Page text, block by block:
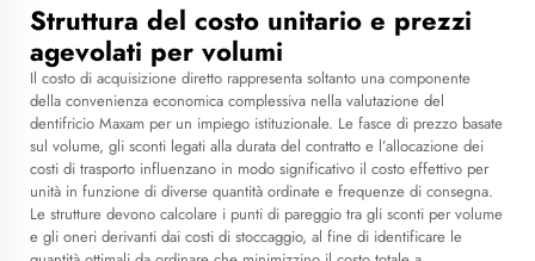
Struttura del costo unitario e prezzi
agevolati per volumi
Il costo di acquisizione diretto rappresenta soltanto una componente
della convenienza economica complessiva nella valutazione del
dentifricio Maxam per un impiego istituzionale. Le fasce di prezzo basate
sul volume, gli sconti legati alla durata del contratto e l’allocazione dei
costi di trasporto influenzano in modo significativo il costo effettivo per
unità in funzione di diverse quantità ordinate e frequenze di consegna.
Le strutture devono calcolare i punti di pareggio tra gli sconti per volume
e gli oneri derivanti dai costi di stoccaggio, al fine di identificare le